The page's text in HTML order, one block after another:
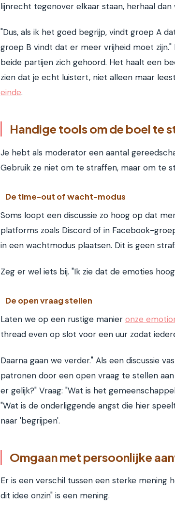
lijnrecht tegenover elkaar staan, herhaal
"Dus, als ik het goed begrijp, vindt groep A
groep B vindt dat er meer vrijheid moet
beide partijen zich gehoord. Het haalt een
zien dat je echt luistert, niet alleen maar
einde.
Handige tools om de boel te
Je hebt als moderator een aantal
Gebruik ze niet om te straffen, maar om te
De time-out of wacht-modus
Soms loopt een discussie zo hoog op dat
platforms zoals Discord of in Facebook-
in een wachtmodus plaatsen. Dit is geen
Zeg er wel iets bij. "Ik zie dat de emoties
De open vraag stellen
Laten we op een rustige manier onze
thread even op slot voor een uur zodat
Daarna gaan we verder." Als een discussie
patronen door een open vraag te stellen
er gelijk?" Vraag: "Wat is het
"Wat is de onderliggende angst die hier
naar 'begrijpen'.
Omgaan met persoonlijke
Er is een verschil tussen een sterke mening
dit idee onzin" is een mening.